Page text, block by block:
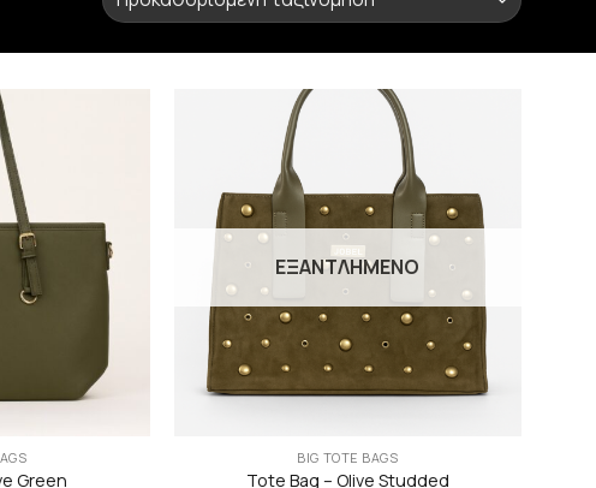
Green
ΕΞΑΝΤΛΗΜΈΝΟ
BIG TOTE BAGS
Tote Bag – Olive Studded